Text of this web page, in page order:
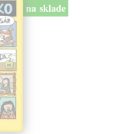
na sklade